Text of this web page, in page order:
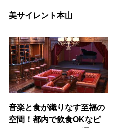
美サイレント本山
音楽と食が織りなす至福の
空間！都内で飲食OKなピ